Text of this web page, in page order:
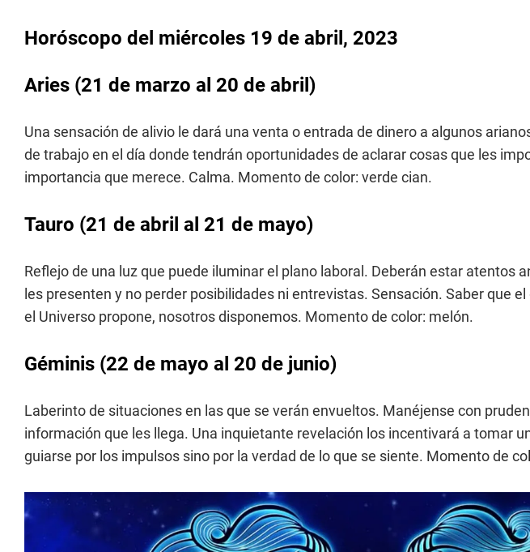
Horóscopo del miércoles 19 de abril, 2023
Aries (21 de marzo al 20 de abril)
Una sensación de alivio le dará una venta o entrada de dinero a algunos
de trabajo en el día donde tendrán oportunidades de aclarar cosas que les
importancia que merece. Calma. Momento de color: verde cian.
Tauro (21 de abril al 21 de mayo)
Reflejo de una luz que puede iluminar el plano laboral. Deberán estar atentos
les presenten y no perder posibilidades ni entrevistas. Sensación. Saber que
el Universo propone, nosotros disponemos. Momento de color: melón.
Géminis (22 de mayo al 20 de junio)
Laberinto de situaciones en las que se verán envueltos. Manéjense con
información que les llega. Una inquietante revelación los incentivará a tomar
guiarse por los impulsos sino por la verdad de lo que se siente. Momento de